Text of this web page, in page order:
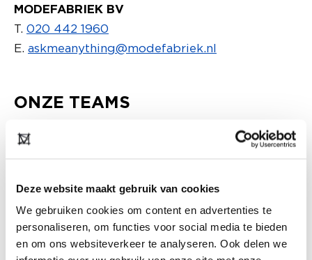
Deze website maakt gebruik van cookies
We gebruiken cookies om content en advertenties te
personaliseren, om functies voor social media te bieden
en om ons websiteverkeer te analyseren. Ook delen we
MODEFABRIEK BV
T. 020 442 1960
E. askmeanything@modefabriek.nl
ONZE TEAMS
FEEL FREE TO CONTACT US!
Marinke Fleddérus |
Claudia Hoogstraten-Wouters |
claudia@modefabriek.nl